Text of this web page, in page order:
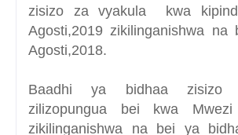
zisizo za vyakula kwa
Agosti,2019 zikilinganishwa na
Agosti,2018.
Baadhi ya bidhaa zisizo
zilizopungua bei kwa Mwezi
zikilinganishwa na bei ya